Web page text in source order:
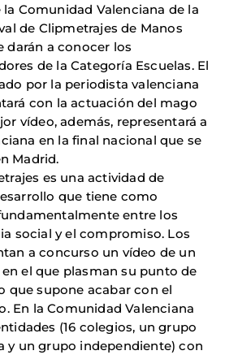
Comunidad Valenciana de la
de Clipmetrajes de Manos
darán a conocer los
de la Categoría Escuelas. El
por la periodista valenciana
con la actuación del mago
vídeo, además, representará a
en la final nacional que se
Madrid.
es una actividad de
que tiene como
entre los
social y el compromiso. Los
a concurso un vídeo de un
el que plasman su punto de
que supone acabar con el
En la Comunidad Valenciana
(16 colegios, un grupo
y un grupo independiente) con